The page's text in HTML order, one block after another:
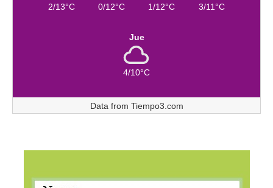
2/13°C 0/12°C 1/12°C 3/11°C
Jue
4/10°C
Data from Tiempo3.com